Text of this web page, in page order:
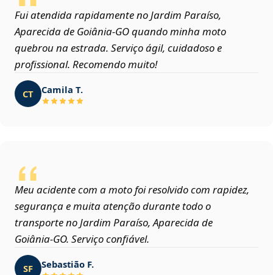
Fui atendida rapidamente no Jardim Paraíso,
Aparecida de Goiânia‑GO quando minha moto
quebrou na estrada. Serviço ágil, cuidadoso e
profissional. Recomendo muito!
CT Camila T.
Meu acidente com a moto foi resolvido com rapidez,
segurança e muita atenção durante todo o
transporte no Jardim Paraíso, Aparecida de
Goiânia‑GO. Serviço confiável.
SF Sebastião F.